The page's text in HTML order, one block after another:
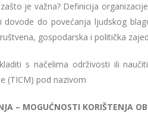
je važna? Definicija organizacije
do povećanja ljudskog
gospodarska i politička
s načelima održivosti ili
(TICM) pod nazivom
– MOGUĆNOSTI KORIŠTENJA